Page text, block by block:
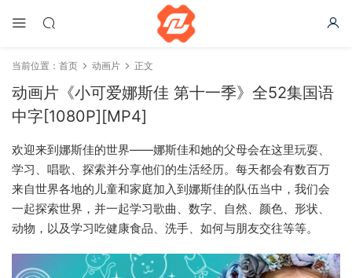
当前位置： 首页 动画片 正文
动画片《小可爱娜斯佳 第十一季》全52集国语
中字[1080P][MP4]
欢迎来到娜斯佳的世界——娜斯佳和她的父母会在这里玩耍、
学习、唱歌、探索并分享他们的生活经历。每天都会有数百万
来自世界各地的儿童和家庭加入到娜斯佳的队伍当中，我们会
一起探索世界，并一起学习歌曲、数字、自然、颜色、形状、
动物，以及学习吃健康食品、洗手、如何与朋友交往等等。